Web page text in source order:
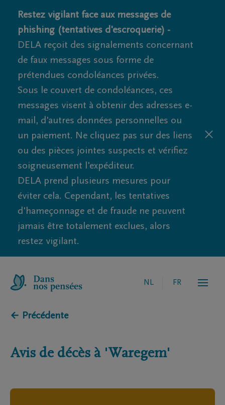
Restez vigilant face aux messages de
phishing (tentatives d'escroquerie) -
DELA reçoit des signalements concernant
de faux messages sous forme de
prétendues condoléances privées.
Sous le couvert de condoléances, ces
messages visent à obtenir des adresses e-
mail, d'autres données personnelles ou
un paiement. Ne cliquez pas sur des liens
ou des pièces jointes suspects et vérifiez
soigneusement l'expéditeur.
DELA prend plusieurs mesures pour
éviter cela. Cependant, les tentatives
d'hameçonnage et de fraude ne peuvent
jamais être totalement exclues, alors
restez vigilant.
NL FR
← Précédente
Avis de décès à 'Waregem'